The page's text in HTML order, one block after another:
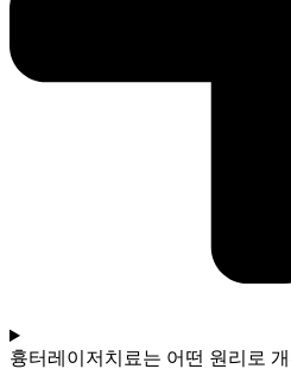
흉터레이저치료는 어떤 원리로